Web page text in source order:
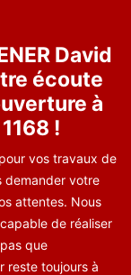
David
écoute
à
!
vos travaux de
demander votre
attentes. Nous
de réaliser
que
reste toujours à